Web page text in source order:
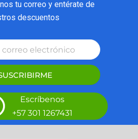
tu correo y entérate de
descuentos
Escríbenos
+57 301 1267431